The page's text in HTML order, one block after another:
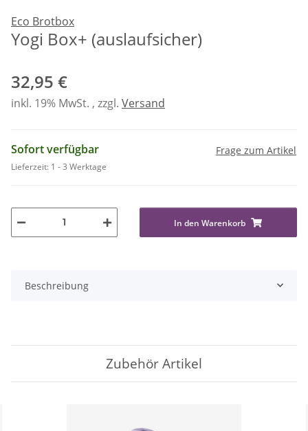
Eco Brotbox
Yogi Box+ (auslaufsicher)
32,95 €
inkl. 19% MwSt. , zzgl. Versand
Sofort verfügbar
Lieferzeit: 1 - 3 Werktage
Frage zum Artikel
In den Warenkorb
Beschreibung
Zubehör Artikel